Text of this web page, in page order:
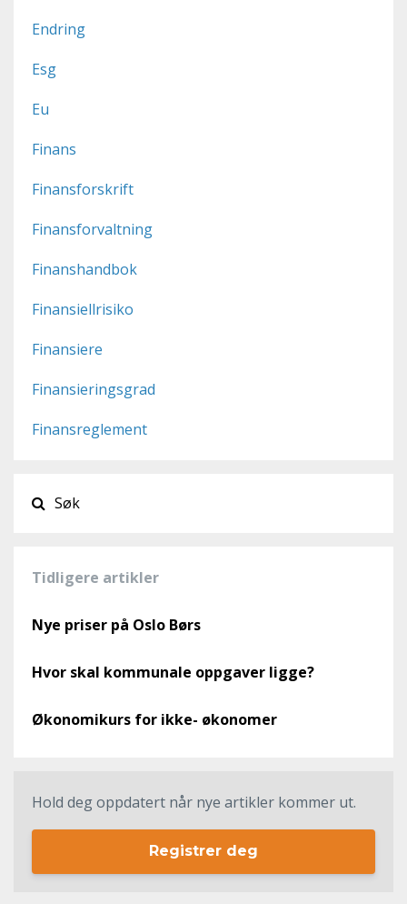
Endring
Esg
Eu
Finans
Finansforskrift
Finansforvaltning
Finanshandbok
Finansiellrisiko
Finansiere
Finansieringsgrad
Finansreglement
Tidligere artikler
Nye priser på Oslo Børs
Hvor skal kommunale oppgaver ligge?
Økonomikurs for ikke- økonomer
Hold deg oppdatert når nye artikler kommer ut.
Registrer deg